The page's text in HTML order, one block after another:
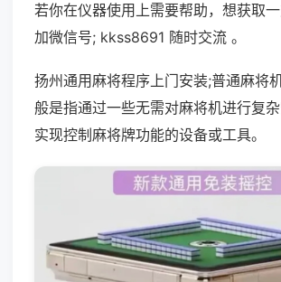
若你在仪器使用上需要帮助，想获取
加微信号; kkss8691 随时交流 。
扬州通用麻将程序上门安装;普通麻将
般是指通过一些无需对麻将机进行复
实现控制麻将牌功能的设备或工具。